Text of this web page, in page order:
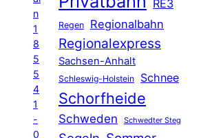
n
1
8
5
5
4
1
-
0
RE3
Regen Regionalbahn
Regionalexpress
Sachsen-Anhalt
Schleswig-Holstein Schnee
Schorfheide
Schweden Schwedter Steg